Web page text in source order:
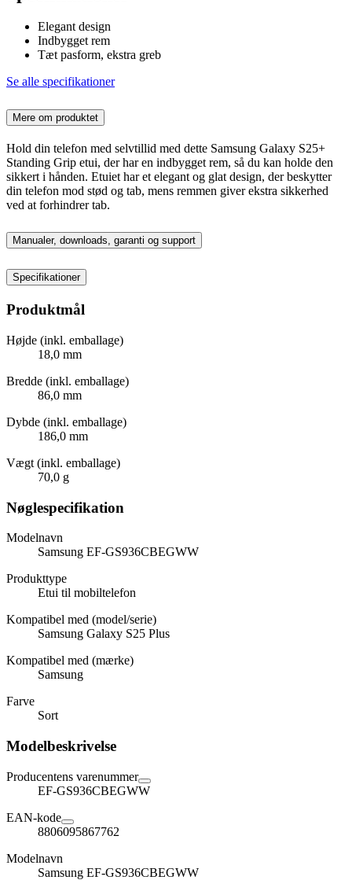
Elegant design
Indbygget rem
Tæt pasform, ekstra greb
Se alle specifikationer
Mere om produktet
Hold din telefon med selvtillid med dette Samsung Galaxy S25+
Standing Grip etui, der har en indbygget rem, så du kan holde den
sikkert i hånden. Etuiet har et elegant og glat design, der beskytter
din telefon mod stød og tab, mens remmen giver ekstra sikkerhed
ved at forhindrer tab.
Manualer, downloads, garanti og support
Specifikationer
Produktmål
Højde (inkl. emballage)
18,0 mm
Bredde (inkl. emballage)
86,0 mm
Dybde (inkl. emballage)
186,0 mm
Vægt (inkl. emballage)
70,0 g
Nøglespecifikation
Modelnavn
Samsung EF-GS936CBEGWW
Produkttype
Etui til mobiltelefon
Kompatibel med (model/serie)
Samsung Galaxy S25 Plus
Kompatibel med (mærke)
Samsung
Farve
Sort
Modelbeskrivelse
Producentens varenummer
EF-GS936CBEGWW
EAN-kode
8806095867762
Modelnavn
Samsung EF-GS936CBEGWW